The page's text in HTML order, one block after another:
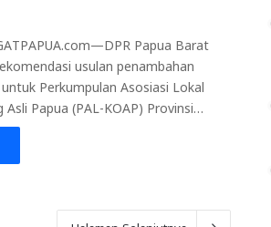
Papua Barat
usulan penambahan
Perkumpulan Asosiasi Lokal
Papua (PAL-KOAP) Provinsi…